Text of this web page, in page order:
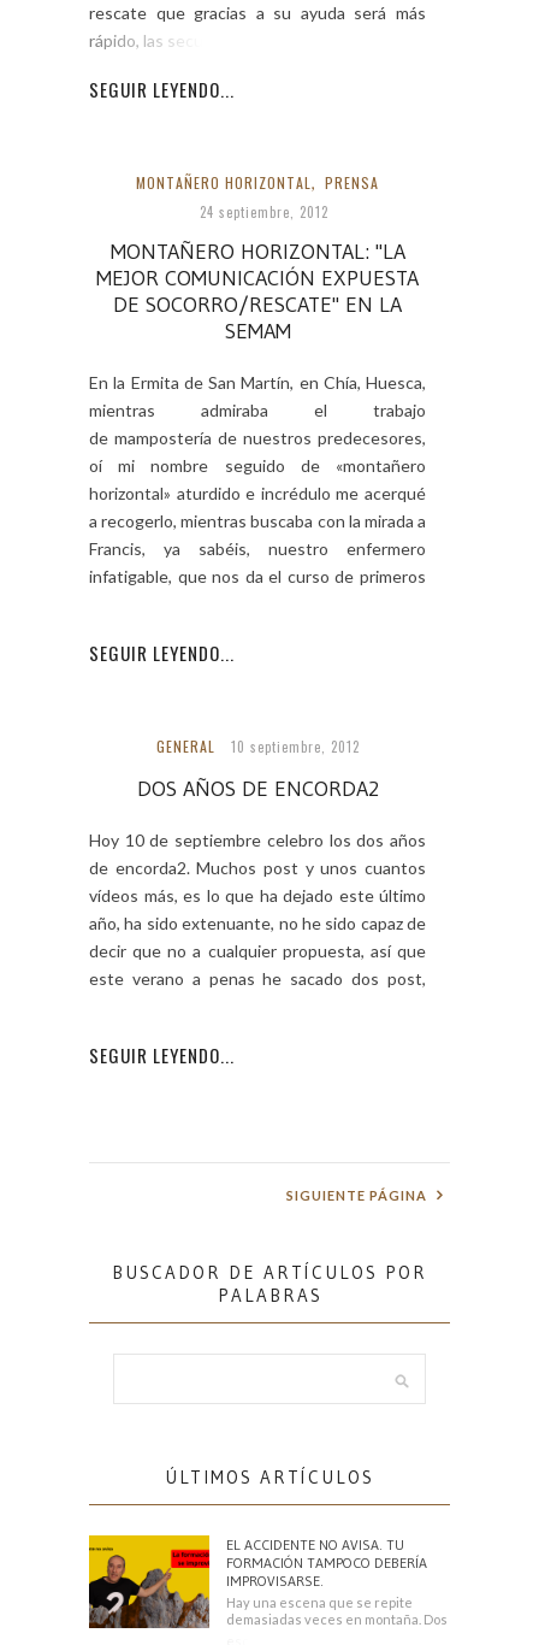
rescate que gracias a su ayuda será más
rápido, las secuelas de
SEGUIR LEYENDO...
MONTAÑERO HORIZONTAL , PRENSA
24 septiembre, 2012
MONTAÑERO HORIZONTAL: "LA
MEJOR COMUNICACIÓN EXPUESTA
DE SOCORRO/RESCATE" EN LA
SEMAM
En la Ermita de San Martín, en Chía, Huesca,
mientras admiraba el trabajo
de mampostería de nuestros predecesores,
oí mi nombre seguido de «montañero
horizontal» aturdido e incrédulo me acerqué
a recogerlo, mientras buscaba con la mirada a
Francis, ya sabéis, nuestro enfermero
infatigable, que nos da el curso de primeros
SEGUIR LEYENDO...
GENERAL 10 septiembre, 2012
DOS AÑOS DE ENCORDA2
Hoy 10 de septiembre celebro los dos años
de encorda2. Muchos post y unos cuantos
vídeos más, es lo que ha dejado este último
año, ha sido extenuante, no he sido capaz de
decir que no a cualquier propuesta, así que
este verano a penas he sacado dos post,
SEGUIR LEYENDO...
SIGUIENTE PÁGINA
BUSCADOR DE ARTÍCULOS POR
PALABRAS
ÚLTIMOS ARTÍCULOS
EL ACCIDENTE NO AVISA. TU
FORMACIÓN TAMPOCO DEBERÍA
IMPROVISARSE.
Hay una escena que se repite
demasiadas veces en montaña. Dos